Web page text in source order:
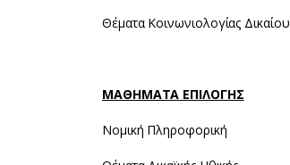
Θέματα Κοινωνιολογίας Δικαίου
ΜΑΘΗΜΑΤΑ ΕΠΙΛΟΓΗΣ
Νομική Πληροφορική